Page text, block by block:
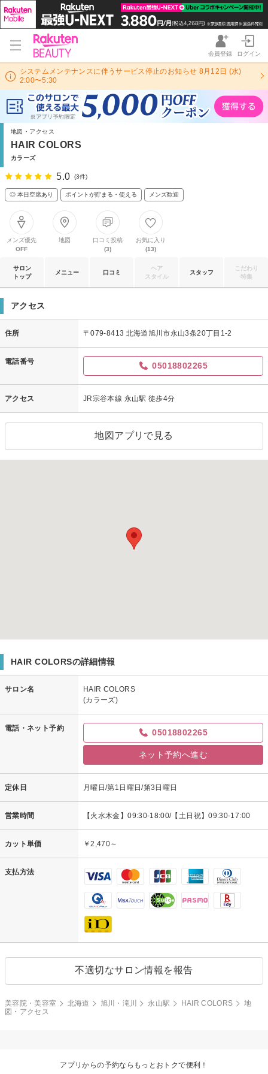
会員登録 ログイン
システムメンテナンスに伴うサービス停止のお知らせ 8月12日 (水)
2:00〜5:30
地図・アクセス
HAIR COLORS
カラーズ
5.0 (3件)
◎ 本日空席あり ポイントが貯まる・使える メンズ歓迎
メンズ優先
OFF
地図
口コミ投稿
(3)
お気に入り
(13)
サロン
トップ
メニュー 口コミ
ヘア
スタイル
スタッフ
こだわり
特集
アクセス
住所 〒079-8413 北海道旭川市永山3条20丁目1-2
電話番号 05018802265
アクセス JR宗谷本線 永山駅 徒歩4分
地図アプリで見る
HAIR COLORSの詳細情報
サロン名
HAIR COLORS
(カラーズ)
電話・ネット予約 05018802265
ネット予約へ進む
定休日 月曜日/第1日曜日/第3日曜日
営業時間 【火水木金】09:30-18:00/【土日祝】09:30-17:00
カット単価 ￥2,470～
支払方法
不適切なサロン情報を報告
美容院・美容室 北海道 旭川・滝川 永山駅 HAIR COLORS
地
図・アクセス
アプリからの予約ならもっとおトクで便利！